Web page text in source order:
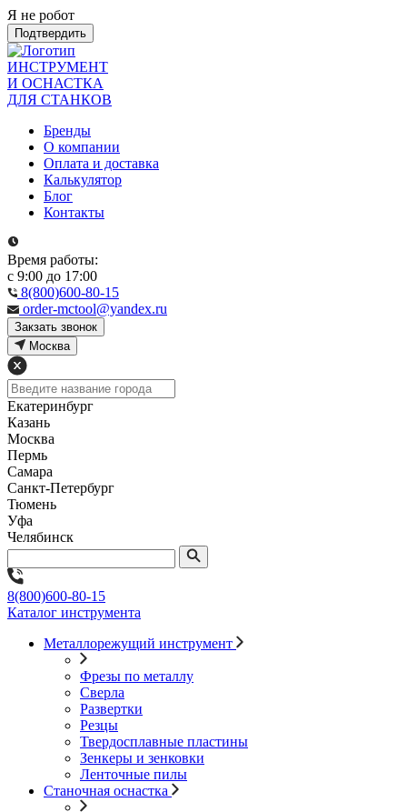
Я не робот
Подтвердить
ИНСТРУМЕНТ
И ОСНАСТКА
ДЛЯ СТАНКОВ
Бренды
О компании
Оплата и доставка
Калькулятор
Блог
Контакты
Время работы:
с 9:00 до 17:00
8(800)600-80-15
order-mctool@yandex.ru
Закзать звонок
Москва
Екатеринбург
Казань
Москва
Пермь
Самара
Санкт-Петербург
Тюмень
Уфа
Челябинск
8(800)600-80-15
Каталог инструмента
Металлорежущий инструмент
Фрезы по металлу
Сверла
Развертки
Резцы
Твердосплавные пластины
Зенкеры и зенковки
Ленточные пилы
Станочная оснастка